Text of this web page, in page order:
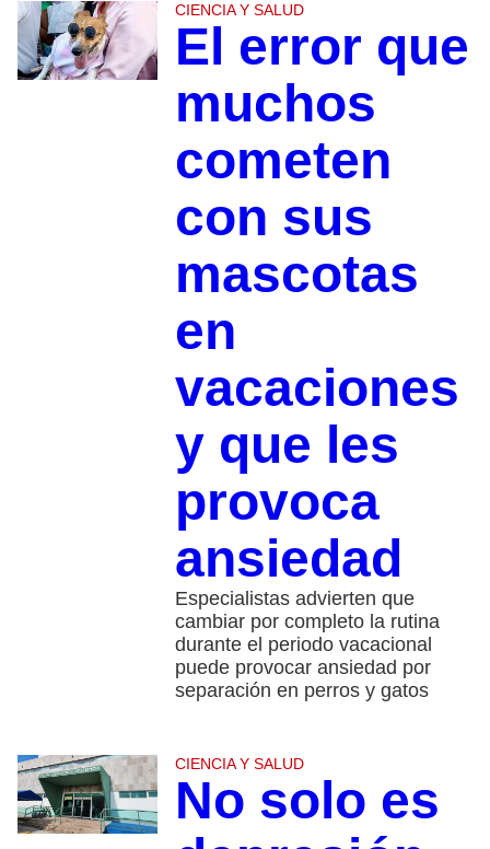
CIENCIA Y SALUD
El error que
muchos
cometen
con sus
mascotas
en
vacaciones
y que les
provoca
ansiedad
Especialistas advierten que
cambiar por completo la rutina
durante el periodo vacacional
puede provocar ansiedad por
separación en perros y gatos
CIENCIA Y SALUD
No solo es